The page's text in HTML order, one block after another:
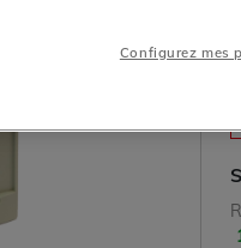
Configurez mes